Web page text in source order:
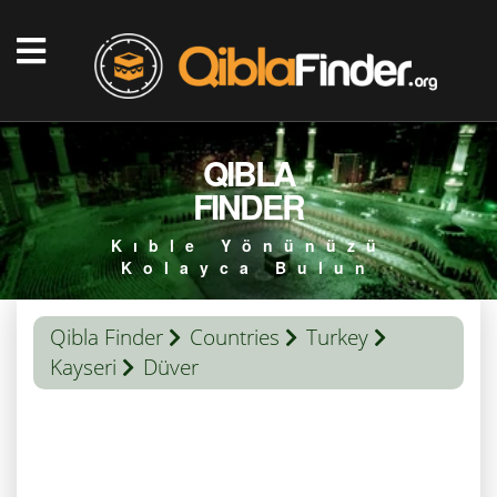
QIBLA
FINDER
Kıble Yönünüzü
Kolayca Bulun
Qibla Finder Countries
Turkey
Kayseri
Düver